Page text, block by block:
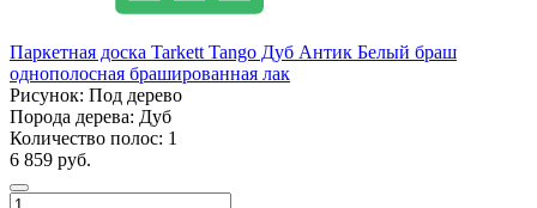
Паркетная доска Tarkett Tango Дуб Антик Белый браш
однополосная брашированная лак
Рисунок: Под дерево
Порода дерева: Дуб
Количество полос: 1
6 859 руб.